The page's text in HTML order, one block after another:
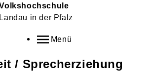
Landau in der Pfalz
Menü
/ Sprecherziehung